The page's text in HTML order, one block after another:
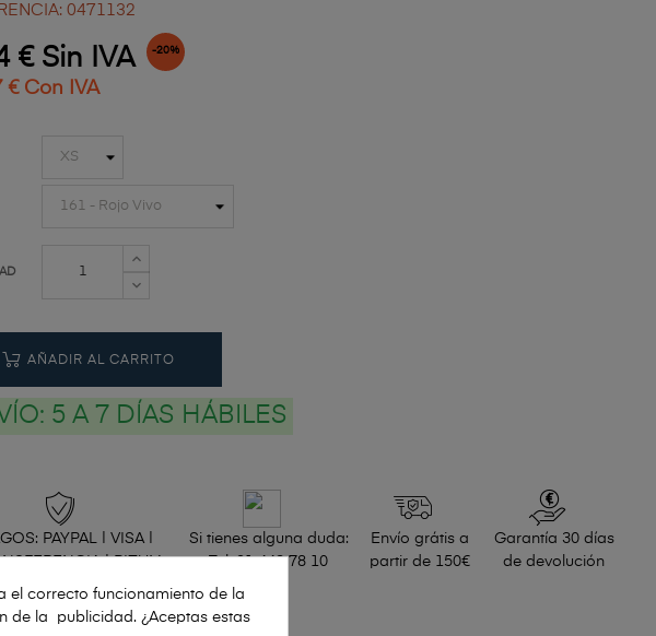
0471132
€ Sin IVA -20%
€ Con IVA
AÑADIR AL CARRITO
5 A 7 DÍAS HÁBILES
PAYPAL | VISA |
| BIZUM
Si tienes alguna duda:
Tel. 91 448 78 10
Envío grátis a
partir de 150€
Garantía 30 días
de devolución
el correcto funcionamiento de la
de la publicidad. ¿Aceptas estas